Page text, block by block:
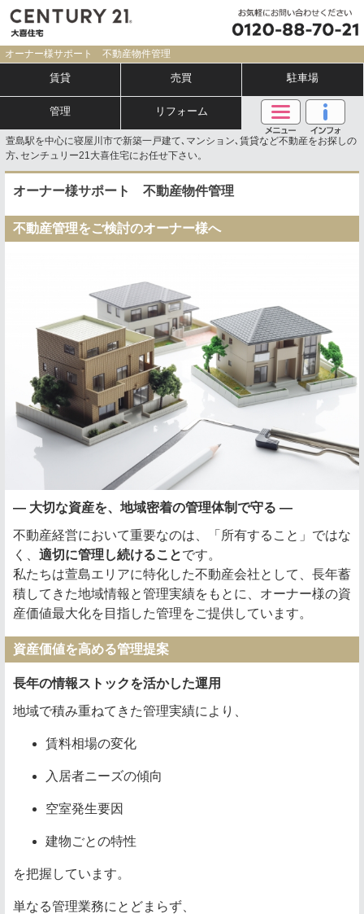
オーナー様サポート 不動産物件管理
賃貸 売買 駐車場
管理 リフォーム
萱島駅を中心に寝屋川市で新築一戸建て､マンション､賃貸など不動産をお探しの
方､センチュリー21大喜住宅にお任せ下さい。
オーナー様サポート 不動産物件管理
不動産管理をご検討のオーナー様へ
― 大切な資産を、地域密着の管理体制で守る ―
不動産経営において重要なのは、「所有すること」ではな
く、 適切に管理し続けることです。
私たちは萱島エリアに特化した不動産会社として、長年蓄
積してきた地域情報と管理実績をもとに、オーナー様の資
産価値最大化を目指した管理をご提供しています。
資産価値を高める管理提案
長年の情報ストックを活かした運用
地域で積み重ねてきた管理実績により、
賃料相場の変化
入居者ニーズの傾向
空室発生要因
建物ごとの特性
を把握しています。
単なる管理業務にとどまらず、